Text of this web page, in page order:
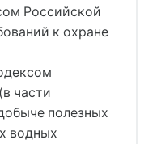
Российской
к охране
части
полезных
водных